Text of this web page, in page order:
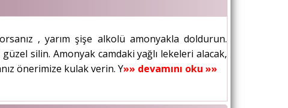
, yarım şişe alkolü amonyakla doldurun.
silin. Amonyak camdaki yağlı lekeleri alacak,
önerimize kulak verin. Yalnız...»» devamını oku »»